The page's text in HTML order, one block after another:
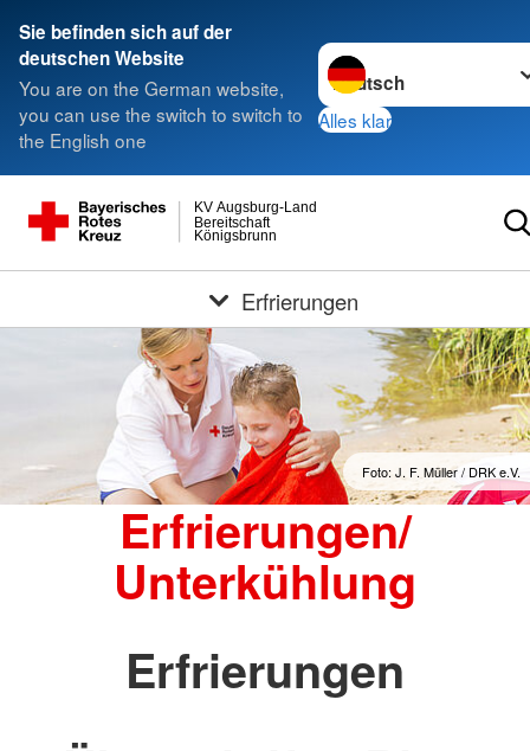
Sie befinden sich auf der
deutschen Website
You are on the German website,
you can use the switch to switch to
the English one
Sprache wechseln zu
Alles klar
Königsbrunn
Bereitschaft
KV Augsburg-Land
Erfrierungen
Foto: J. F. Müller / DRK e.V.
Erfrierungen/
Unterkühlung
Erfrierungen